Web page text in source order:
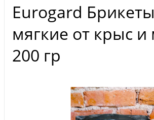
Eurogard Брикеты
мягкие от крыс
200 гр